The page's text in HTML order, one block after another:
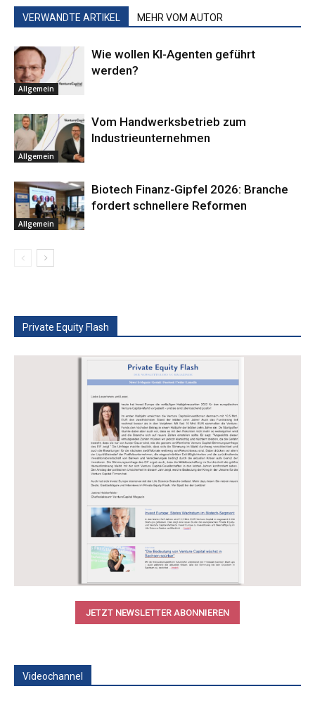
VERWANDTE ARTIKEL MEHR VOM AUTOR
Allgemein
Wie wollen KI-Agenten geführt
werden?
Allgemein
Vom Handwerksbetrieb zum
Industrieunternehmen
Allgemein
Biotech Finanz-Gipfel 2026: Branche
fordert schnellere Reformen
Private Equity Flash
JETZT NEWSLETTER ABONNIEREN
Videochannel